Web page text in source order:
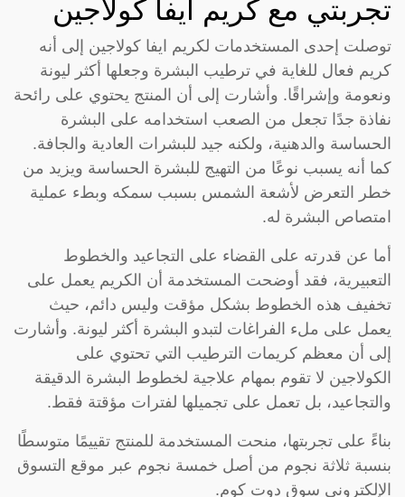
تجربتي مع كريم ايفا كولاجين
توصلت إحدى المستخدمات لكريم ايفا كولاجين إلى أنه
كريم فعال للغاية في ترطيب البشرة وجعلها أكثر ليونة
ونعومة وإشراقًا. وأشارت إلى أن المنتج يحتوي على رائحة
نفاذة جدًا تجعل من الصعب استخدامه على البشرة
الحساسة والدهنية، ولكنه جيد للبشرات العادية والجافة.
كما أنه يسبب نوعًا من التهيج للبشرة الحساسة ويزيد من
خطر التعرض لأشعة الشمس بسبب سمكه وبطء عملية
امتصاص البشرة له.
أما عن قدرته على القضاء على التجاعيد والخطوط
التعبيرية، فقد أوضحت المستخدمة أن الكريم يعمل على
تخفيف هذه الخطوط بشكل مؤقت وليس دائم، حيث
يعمل على ملء الفراغات لتبدو البشرة أكثر ليونة. وأشارت
إلى أن معظم كريمات الترطيب التي تحتوي على
الكولاجين لا تقوم بمهام علاجية لخطوط البشرة الدقيقة
والتجاعيد، بل تعمل على تجميلها لفترات مؤقتة فقط.
بناءً على تجربتها، منحت المستخدمة للمنتج تقييمًا متوسطًا
بنسبة ثلاثة نجوم من أصل خمسة نجوم عبر موقع التسوق
الإلكتروني سوق دوت كوم.